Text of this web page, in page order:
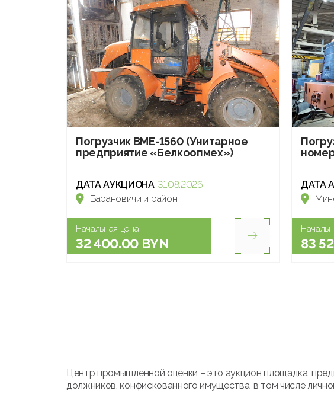
Погрузчик ВМЕ-1560 (Унитарное
предприятие «Белкоопмех»)
ДАТА АУКЦИОНА 31.08.2026
Барановичи и район
Начальная цена:
32 400.00 BYN
ДАТА
83
Центр промышленной оценки – это аукцион площадка,
должников, конфискованного имущества, в том числе